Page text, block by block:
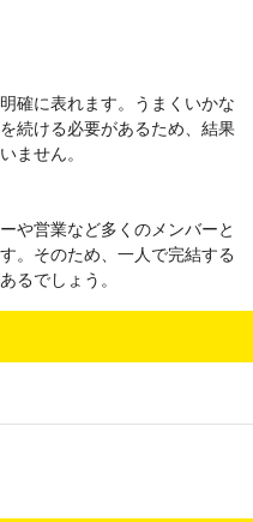
確に表れます。うまくいかな
続ける必要があるため、結果
ません。
や営業など多くのメンバーと
。そのため、一人で完結する
るでしょう。